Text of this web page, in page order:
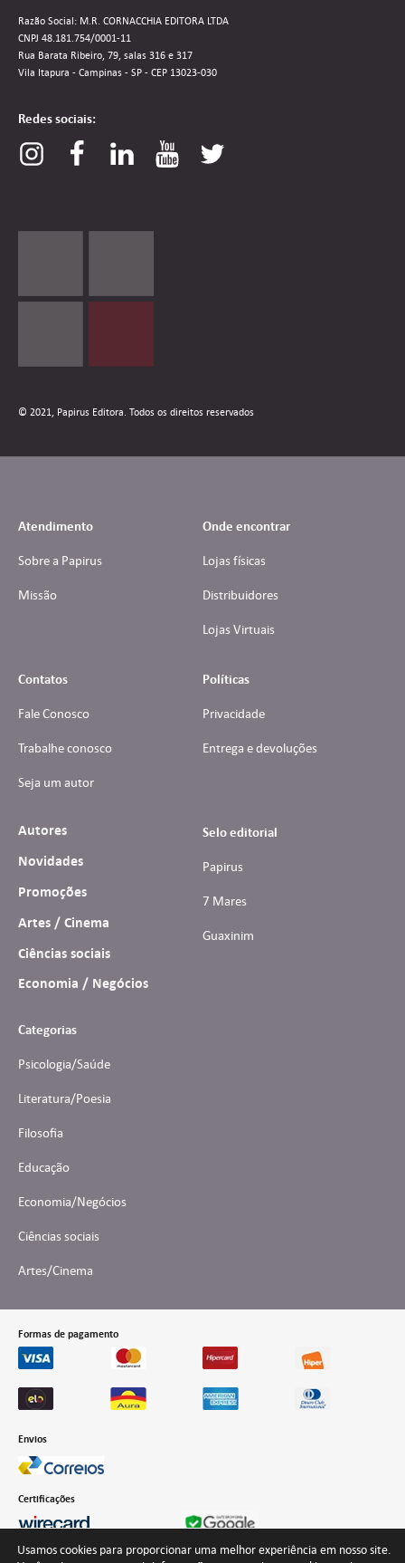
Razão Social: M.R. CORNACCHIA EDITORA LTDA
CNPJ 48.181.754/0001-11
Rua Barata Ribeiro, 79, salas 316 e 317
Vila Itapura - Campinas - SP - CEP 13023-030
Redes sociais:
© 2021, Papirus Editora. Todos os direitos reservados
Atendimento
Sobre a Papirus
Missão
Onde encontrar
Lojas físicas
Distribuidores
Lojas Virtuais
Contatos
Fale Conosco
Trabalhe conosco
Seja um autor
Políticas
Privacidade
Entrega e devoluções
Autores
Novidades
Promoções
Artes / Cinema
Ciências sociais
Economia / Negócios
Selo editorial
Papirus
7 Mares
Guaxinim
Categorias
Psicologia/Saúde
Literatura/Poesia
Filosofia
Educação
Economia/Negócios
Ciências sociais
Artes/Cinema
Formas de pagamento
Envios
Certificações
Usamos cookies para proporcionar uma melhor experiência em nosso site.